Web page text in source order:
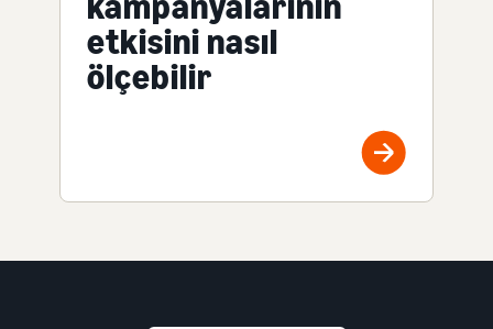
etkisini nasıl
ölçebilir